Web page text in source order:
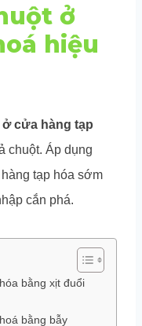
ở
hiệu
cửa hàng tạp
chuột. Áp dụng
tạp hóa sớm
cắn phá.
bằng xịt đuổi
bằng bẫy